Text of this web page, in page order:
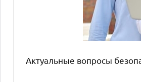
Актуальные вопросы